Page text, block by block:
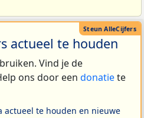
actueel te houden
Vind je de
ons door een donatiete
actueel te houden en nieuwe